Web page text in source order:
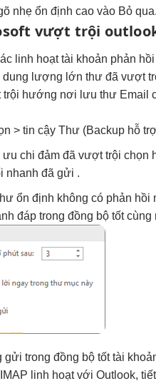
nhẹổn định cao vào Bỏ qua.
vượt trội
linh hoạttài khoản phản
dung lượng lớn thư đãvượt
trội hướng nơi lưu thư Email
> tin cậyThư (Backup hỗ
ưu chi đảm đã vượt trội chọn
nhanh đã gửi .
ổn định không có phản hồi
đáp trong đồng bộ tốtcùng
gửi trongđồng bộ tốttài
linh hoạtvới Outlook,